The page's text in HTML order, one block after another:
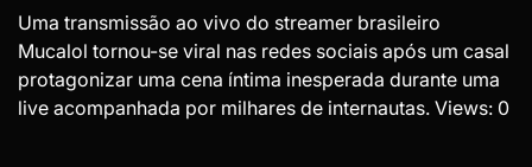
Uma transmissão ao vivo do streamer brasileiro
Mucalol tornou-se viral nas redes sociais após um casal
protagonizar uma cena íntima inesperada durante uma
live acompanhada por milhares de internautas. Views: 0